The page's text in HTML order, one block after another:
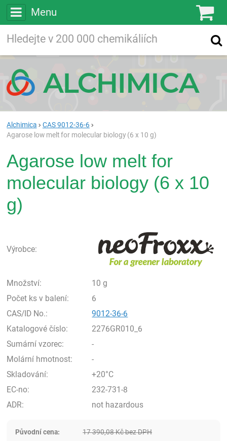
Menu
Vyhledávání
Alchimica
CAS 9012-36-6
Agarose low melt for molecular biology (6 x 10 g)
Agarose low melt for
molecular biology (6 x 10
g)
Výrobce:
Množství:
10 g
Počet ks v balení:
6
CAS/ID No.:
9012-36-6
Katalogové číslo:
2276GR010_6
Sumární vzorec:
-
Molární hmotnost:
-
Skladování:
+20°C
EC-no:
232-731-8
ADR:
not hazardous
Původní cena: 17 390,08Kčbez DPH